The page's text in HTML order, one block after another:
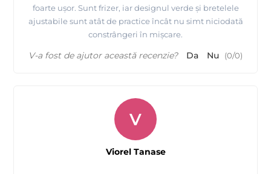
foarte ușor. Sunt frizer, iar designul verde și bretelele
ajustabile sunt atât de practice încât nu simt niciodată
constrângeri în mișcare.
V-a fost de ajutor această recenzie? Da Nu (0/0)
V
Viorel Tanase